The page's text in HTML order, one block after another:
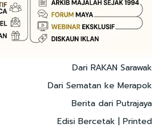
Dari RAKAN Sarawak
Dari Sematan ke Merapok
Berita dari Putrajaya
Edisi Bercetak | Printed